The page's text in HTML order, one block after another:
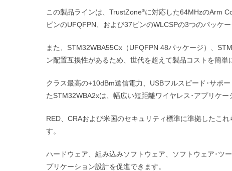
この製品ラインは、TrustZone®に対応した64MHzのArm
ピンのUFQFPN、および37ピンのWLCSPの3つのパッケー
また、STM32WBA55Cx（UFQFPN 48パッケージ）、
ン配置互換性があるため、世代を超えて製品コストを簡単
クラス最高の+10dBm送信電力、USBフルスピード･サポ
たSTM32WBA2xは、幅広い短距離ワイヤレス･アプリケー
RED、CRAおよび米国のセキュリティ標準に準拠したこ
す。
ハードウェア、組み込みソフトウェア、ソフトウェア･ツ
プリケーション設計を促進できます。